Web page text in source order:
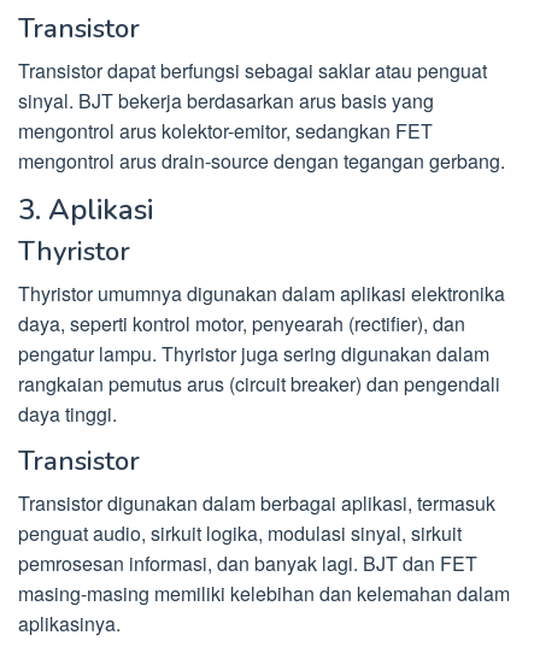
Transistor
Transistor dapat berfungsi sebagai saklar atau penguat
sinyal. BJT bekerja berdasarkan arus basis yang
mengontrol arus kolektor-emitor, sedangkan FET
mengontrol arus drain-source dengan tegangan gerbang.
3. Aplikasi
Thyristor
Thyristor umumnya digunakan dalam aplikasi elektronika
daya, seperti kontrol motor, penyearah (rectifier), dan
pengatur lampu. Thyristor juga sering digunakan dalam
rangkaian pemutus arus (circuit breaker) dan pengendali
daya tinggi.
Transistor
Transistor digunakan dalam berbagai aplikasi, termasuk
penguat audio, sirkuit logika, modulasi sinyal, sirkuit
pemrosesan informasi, dan banyak lagi. BJT dan FET
masing-masing memiliki kelebihan dan kelemahan dalam
aplikasinya.